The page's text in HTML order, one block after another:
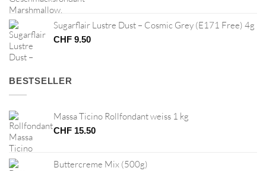
Sugarflair Lustre Dust – Cosmic Grey (E171 Free) 4g
CHF 9.50
BESTSELLER
Massa Ticino Rollfondant weiss 1 kg
CHF 15.50
Buttercreme Mix (500g)